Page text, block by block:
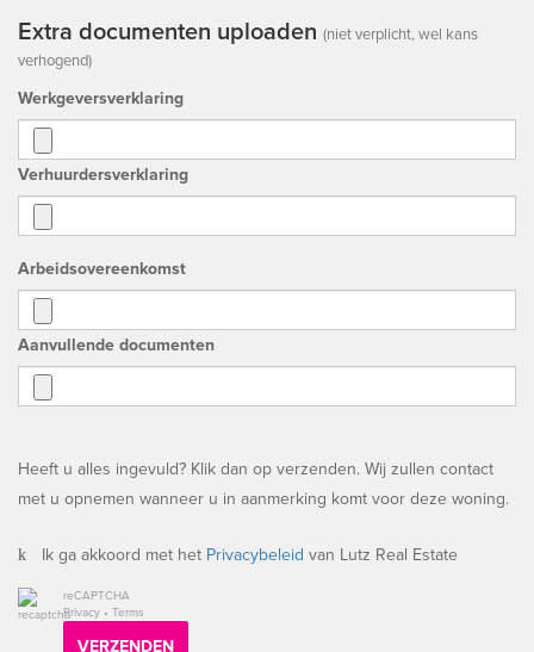
Extra documenten uploaden (niet verplicht, wel kans
verhogend)
Werkgeversverklaring
Verhuurdersverklaring
Arbeidsovereenkomst
Aanvullende documenten
Heeft u alles ingevuld? Klik dan op verzenden. Wij zullen contact
met u opnemen wanneer u in aanmerking komt voor deze woning.
Ik ga akkoord met het Privacybeleid van Lutz Real Estate
reCAPTCHA
Privacy • Terms
VERZENDEN